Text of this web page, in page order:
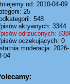
od: 2010-04-09
25
548
aktywnych: 3344
odrzuconych:
oczekujących: 0
moderacja: 2026-
04